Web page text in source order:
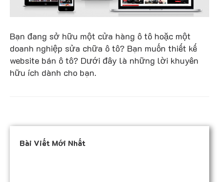
Bạn đang sở hữu một cửa hàng ô tô hoặc một
doanh nghiệp sửa chữa ô tô? Bạn muốn thiết kế
website bán ô tô? Dưới đây là những lời khuyên
hữu ích dành cho bạn.
Bài Viết Mới Nhất